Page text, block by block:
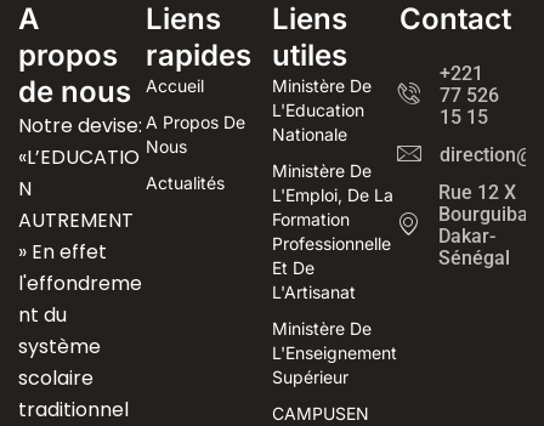
A
propos
de nous
Notre devise:
«L’EDUCATIO
N
AUTREMENT
» En effet
l'effondreme
nt du
système
scolaire
traditionnel
Liens
rapides
Accueil
A Propos De
Nous
Actualités
Liens
utiles
Ministère De
L'Education
Nationale
Ministère De
L'Emploi, De La
Formation
Professionnelle
Et De
L'Artisanat
Ministère De
L'Enseignement
Supérieur
CAMPUSEN
Contact
+221
77 526
15 15
Rue 12 X
Bourguiba
Dakar-
Sénégal